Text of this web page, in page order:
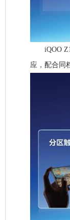
iQOO Z10
应，配合同